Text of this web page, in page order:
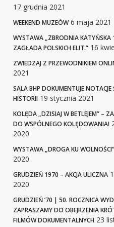
17 grudnia 2021
WEEKEND MUZEÓW 6 maja 2021
WYSTAWA „ZBRODNIA KATYŃSKA
ZAGŁADA POLSKICH ELIT.” 16
ZWIEDZAJ Z PRZEWODNIKIEM
2021
SALA BHP DOKUMENTUJE
HISTORII 19 stycznia 2021
KOLĘDA „DZISIAJ W BETLEJEM” –
DO WSPÓLNEGO KOLĘDOWANIA!
2020
WYSTAWA „DROGA KU WOLNOŚCI”
2020
GRUDZIEŃ 1970 – AKCJA ULICZNA
2020
GRUDZIEŃ ’70 | 50. ROCZNICA
ZAPRASZAMY DO OBEJRZENIA
FILMÓW DOKUMENTALNYCH 23